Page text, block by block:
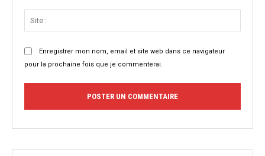
Enregistrer mon nom, email et site web dans ce navigateur
pour la prochaine fois que je commenterai.